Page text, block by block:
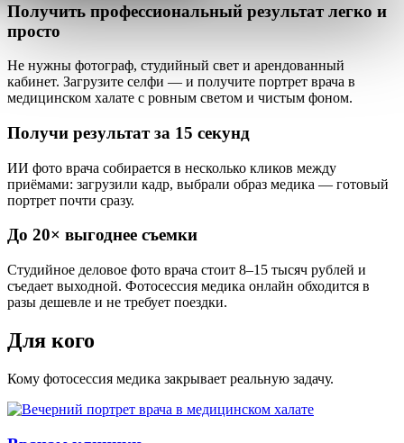
Получить профессиональный результат легко и
просто
Не нужны фотограф, студийный свет и арендованный
кабинет. Загрузите селфи — и получите портрет врача в
медицинском халате с ровным светом и чистым фоном.
Получи результат за 15 секунд
ИИ фото врача собирается в несколько кликов между
приёмами: загрузили кадр, выбрали образ медика — готовый
портрет почти сразу.
До 20× выгоднее съемки
Студийное деловое фото врача стоит 8–15 тысяч рублей и
съедает выходной. Фотосессия медика онлайн обходится в
разы дешевле и не требует поездки.
Для кого
Кому фотосессия медика закрывает реальную задачу.